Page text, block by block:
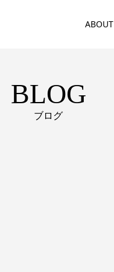
ABOUT
BLOG
ブログ